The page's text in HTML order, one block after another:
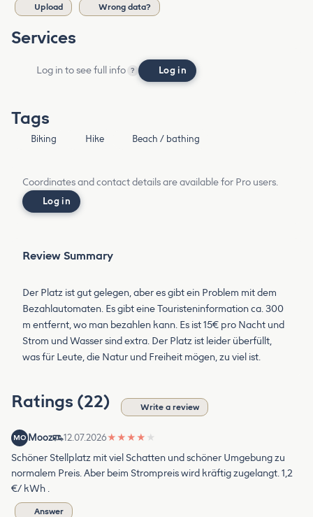
Upload Wrong data?
Services
Log in to see full info ? Log in
Tags
Biking Hike Beach / bathing
Coordinates and contact details are available for Pro users.
Log in
Review Summary
Der Platz ist gut gelegen, aber es gibt ein Problem mit dem
Bezahlautomaten. Es gibt eine Touristeninformation ca. 300
m entfernt, wo man bezahlen kann. Es ist 15€ pro Nacht und
Strom und Wasser sind extra. Der Platz ist leider überfüllt,
was für Leute, die Natur und Freiheit mögen, zu viel ist.
Ratings (22) Write a review
MO Mooz 12.07.2026★ ★ ★ ★ ★
Schöner Stellplatz mit viel Schatten und schöner Umgebung zu
normalem Preis. Aber beim Strompreis wird kräftig zugelangt. 1,2
€/ kWh .
Answer